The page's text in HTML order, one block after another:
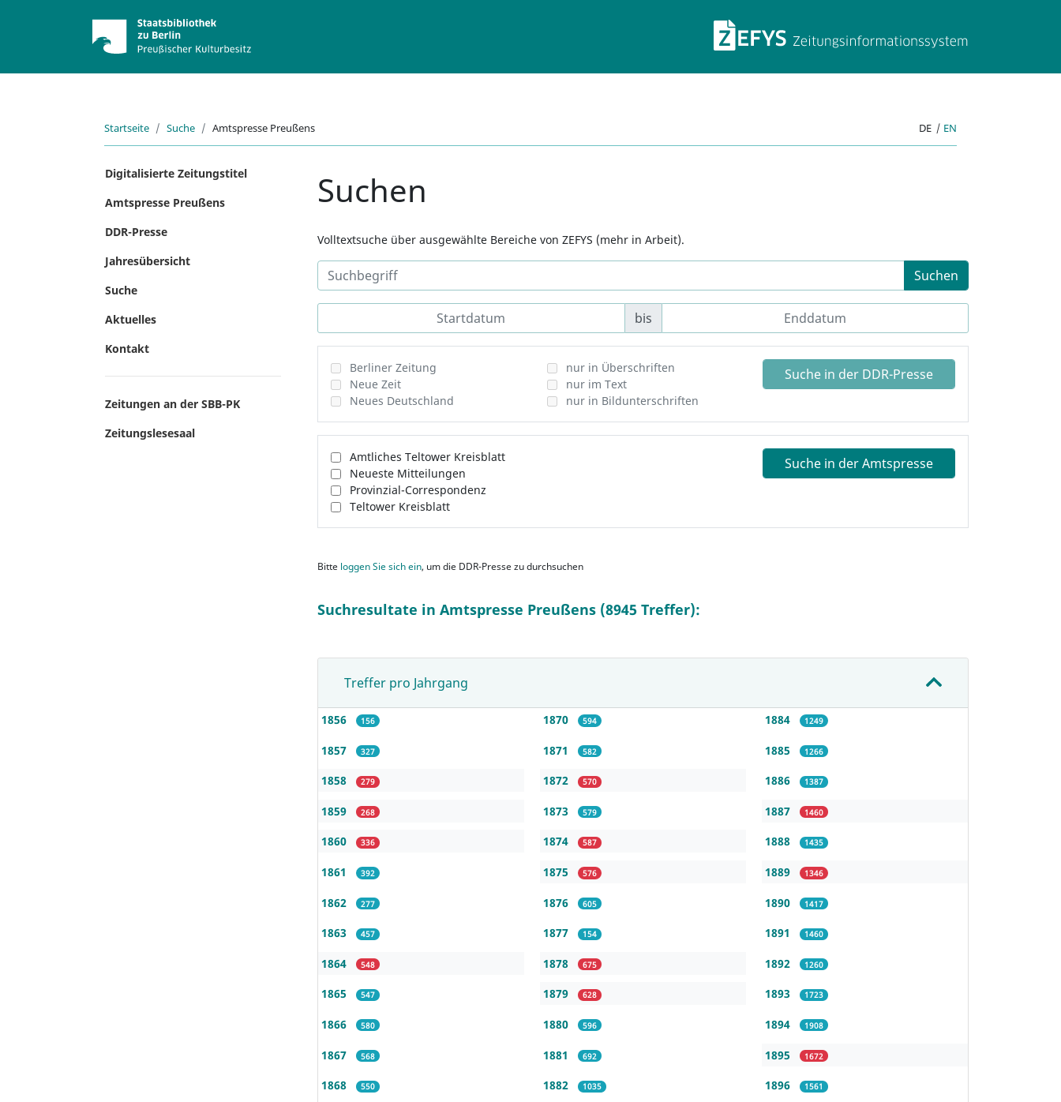
ZEFYS
Startseite Suche Amtspresse Preußens DE | EN
Digitalisierte Zeitungstitel
Amtspresse Preußens
DDR-Presse
Jahresübersicht
Suche
Aktuelles
Kontakt
Zeitungen an der SBB-PK
Zeitungslesesaal
Suchen
Volltextsuche über ausgewählte Bereiche von ZEFYS (mehr in Arbeit).
Suchen
bis
Berliner Zeitung
Neue Zeit
Neues Deutschland
nur in Überschriften
nur im Text
nur in Bildunterschriften
Suche in der DDR-Presse
Amtliches Teltower Kreisblatt
Neueste Mitteilungen
Provinzial-Correspondenz
Teltower Kreisblatt
Suche in der Amtspresse
Bitte loggen Sie sich ein, um die DDR-Presse zu durchsuchen
Suchresultate in Amtspresse Preußens (8945 Treffer):
Treffer pro Jahrgang
1856 156
1857 327
1858 279
1859 268
1860 336
1861 392
1862 277
1863 457
1864 548
1865 547
1866 580
1867 568
1868 550
1870 594
1871 582
1872 570
1873 579
1874 587
1875 576
1876 605
1877 154
1878 675
1879 628
1880 596
1881 692
1882 1035
1884 1249
1885 1266
1886 1387
1887 1460
1888 1435
1889 1346
1890 1417
1891 1460
1892 1260
1893 1723
1894 1908
1895 1672
1896 1561